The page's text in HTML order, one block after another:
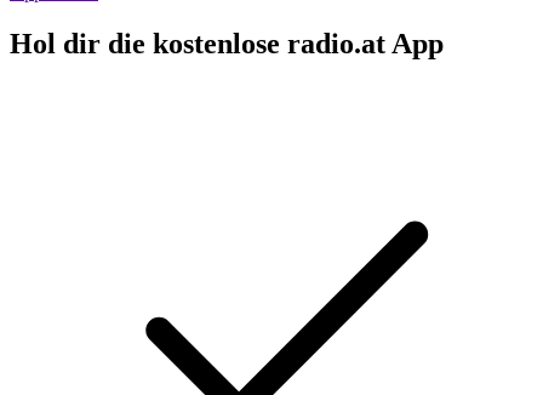
Hol dir die kostenlose radio.at App